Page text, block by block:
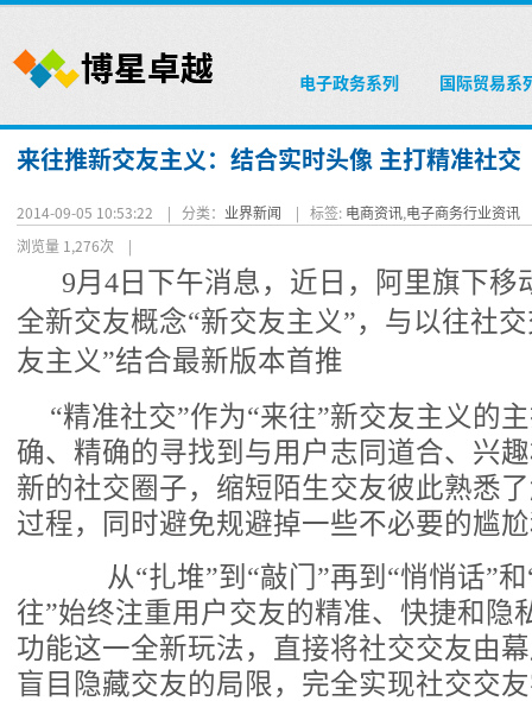
电子政务系列 国际贸易系
来往推新交友主义：结合实时头像 主打精准社交
2014-09-05 10:53:22 | 分类： 业界新闻 | 标签: 电商资讯,电子商务行业资讯
浏览量 1,276次 |
9月4日下午消息，近日，阿里旗下移
全新交友概念“新交友主义”，与以往社
友主义”结合最新版本首推
“精准社交”作为“来往”新交友主义的
确、精确的寻找到与用户志同道合、兴
新的社交圈子，缩短陌生交友彼此熟悉
过程，同时避免规避掉一些不必要的尴
从“扎堆”到“敲门”再到“悄悄话”和
往”始终注重用户交友的精准、快捷和隐
功能这一全新玩法，直接将社交交友由
盲目隐藏交友的局限，完全实现社交交